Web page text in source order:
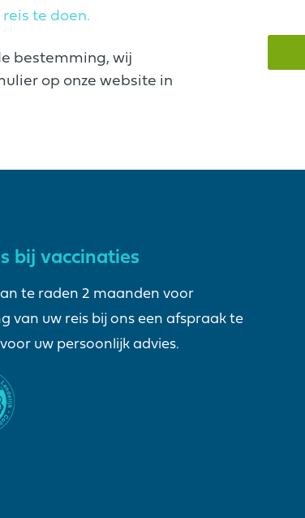
te doen.
bestemming, wij
op onze website in
bij vaccinaties
te raden 2 maanden voor
van uw reis bij ons een afspraak te
uw persoonlijk advies.